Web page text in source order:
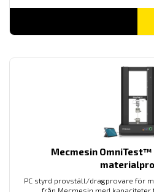
Mecmesin
PC styrd provställ/dragprovare för
från Mecmesin med kapaciteter